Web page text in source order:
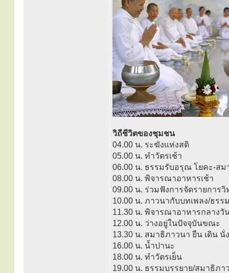
วิถีชีวิตของชุมชน
04.00 น. ระฆังแห่งสติ
05.00 น. ทำวัตรเช้า
06.00 น. ธรรมรับอรุณ โยคะ-สม
08.00 น. พิจารณาอาหารเช้า
09.00 น. ร่วมฟังการจัดรายการวิ
10.00 น. ภาวนากับบทเพลง/ธรร
11.30 น. พิจารณาอาหารกลางวั
12.00 น. ว่างอยู่ในปัจจุบันขณะ
13.30 น. สมาธิภาวนา ยืน เดิน
16.00 น. น้ำปานะ
18.00 น. ทำวัตรเย็น
19.00 น. ธรรมบรรยาย/สมาธิภา